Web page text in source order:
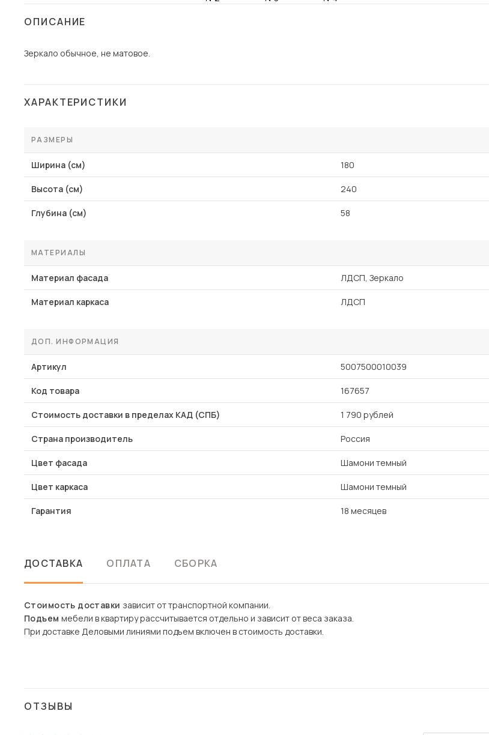
Столы и стулья
Комоды и тумбы
ОПИСАНИЕ
Зеркало обычное, не матовое.
ХАРАКТЕРИСТИКИ
РАЗМЕРЫ
Ширина (см) 180
Высота (см) 240
Глубина (см) 58
МАТЕРИАЛЫ
Материал фасада ЛДСП, Зеркало
Материал каркаса ЛДСП
ДОП. ИНФОРМАЦИЯ
Артикул 5007500010039
Код товара 167657
Стоимость доставки в пределах КАД (СПБ) 1 790 рублей
Страна производитель Россия
Цвет фасада Шамони темный
Цвет каркаса Шамони темный
Гарантия 18 месяцев
ДОСТАВКА ОПЛАТА СБОРКА
Стоимость доставки зависит от транспортной компании.
Подъем мебели в квартиру рассчитывается отдельно и зависит от веса заказа.
При доставке Деловыми линиями подъем включен в стоимость доставки.
ОТЗЫВЫ